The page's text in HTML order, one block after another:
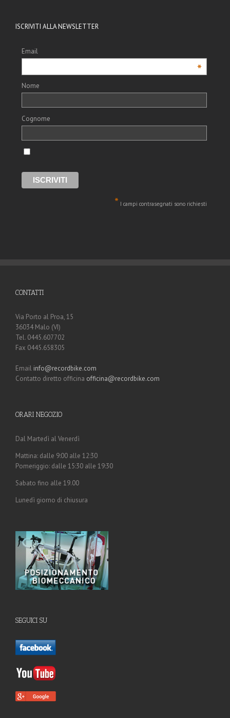
ISCRIVITI ALLA NEWSLETTER
Email
*
Nome
Cognome
* I campi contrasegnati sono richiesti
CONTATTI
Via Porto al Proa, 15
36034 Malo (VI)
Tel. 0445.607702
Fax 0445.658305
Email info@recordbike.com
Contatto diretto officina officina@recordbike.com
ORARI NEGOZIO
Dal Martedì al Venerdì
Mattina: dalle 9:00 alle 12:30
Pomeriggio: dalle 15:30 alle 19:30
Sabato fino alle 19.00
Lunedì giorno di chiusura
SEGUICI SU